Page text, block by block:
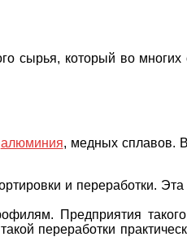
сырья, который во многих
алюминия, медных сплавов.
и переработки. Эта
Предприятия
переработки